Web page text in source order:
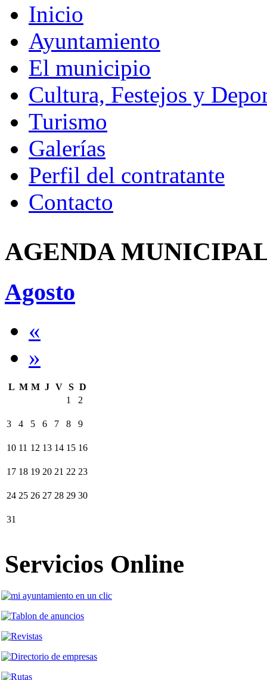
Inicio
Ayuntamiento
El municipio
Cultura, Festejos y
Turismo
Galerías
Perfil del contratante
Contacto
AGENDA
Agosto
«
»
L M M J V S D
1
2
3 4 5 6 7 8 9
10 11 12 13 14 15 16
17 18 19 20 21 22 23
24 25 26 27 28 29 30
31
Servicios Online